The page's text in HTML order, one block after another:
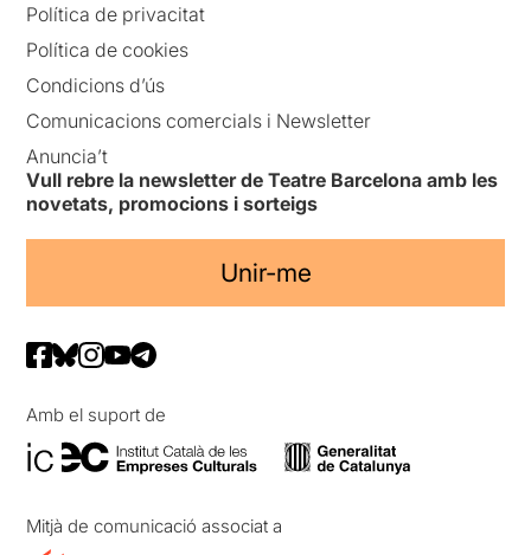
Política de privacitat
Política de cookies
Condicions d’ús
Comunicacions comercials i Newsletter
Anuncia’t
Vull rebre la newsletter de Teatre Barcelona amb les
novetats, promocions i sorteigs
Unir-me
Amb el suport de
Mitjà de comunicació associat a